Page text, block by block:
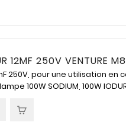
12MF 250V VENTURE M8
250V, pour une utilisation en
100W SODIUM, 100W